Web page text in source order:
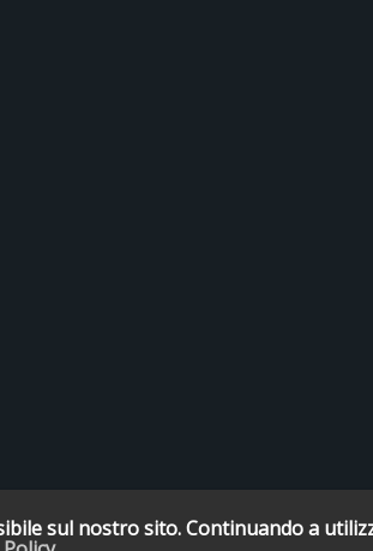
sul nostro sito. Continuando a